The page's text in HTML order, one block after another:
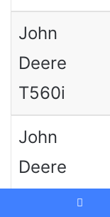
John
Deere
T560i
John
Deere